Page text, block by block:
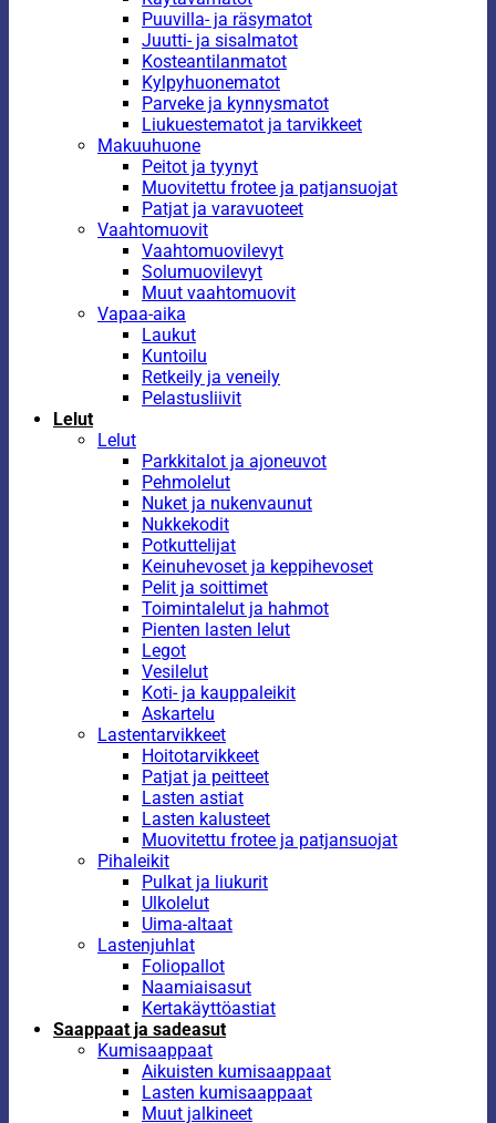
Puuvilla- ja räsymatot
Juutti- ja sisalmatot
Kosteantilanmatot
Kylpyhuonematot
Parveke ja kynnysmatot
Liukuestematot ja tarvikkeet
Makuuhuone
Peitot ja tyynyt
Muovitettu frotee ja patjansuojat
Patjat ja varavuoteet
Vaahtomuovit
Vaahtomuovilevyt
Solumuovilevyt
Muut vaahtomuovit
Vapaa-aika
Laukut
Kuntoilu
Retkeily ja veneily
Pelastusliivit
Lelut
Lelut
Parkkitalot ja ajoneuvot
Pehmolelut
Nuket ja nukenvaunut
Nukkekodit
Potkuttelijat
Keinuhevoset ja keppihevoset
Pelit ja soittimet
Toimintalelut ja hahmot
Pienten lasten lelut
Legot
Vesilelut
Koti- ja kauppaleikit
Askartelu
Lastentarvikkeet
Hoitotarvikkeet
Patjat ja peitteet
Lasten astiat
Lasten kalusteet
Muovitettu frotee ja patjansuojat
Pihaleikit
Pulkat ja liukurit
Ulkolelut
Uima-altaat
Lastenjuhlat
Foliopallot
Naamiaisasut
Kertakäyttöastiat
Saappaat ja sadeasut
Kumisaappaat
Aikuisten kumisaappaat
Lasten kumisaappaat
Muut jalkineet